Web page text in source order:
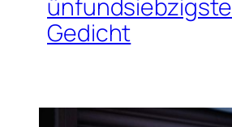
ünfundsiebzigste
Gedicht